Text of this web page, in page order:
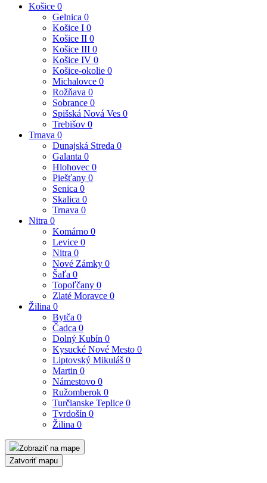
Košice 0
Gelnica 0
Košice I 0
Košice II 0
Košice III 0
Košice IV 0
Košice-okolie 0
Michalovce 0
Rožňava 0
Sobrance 0
Spišská Nová Ves 0
Trebišov 0
Trnava 0
Dunajská Streda 0
Galanta 0
Hlohovec 0
Piešťany 0
Senica 0
Skalica 0
Trnava 0
Nitra 0
Komárno 0
Levice 0
Nitra 0
Nové Zámky 0
Šaľa 0
Topoľčany 0
Zlaté Moravce 0
Žilina 0
Bytča 0
Čadca 0
Dolný Kubín 0
Kysucké Nové Mesto 0
Liptovský Mikuláš 0
Martin 0
Námestovo 0
Ružomberok 0
Turčianske Teplice 0
Tvrdošín 0
Žilina 0
Zobraziť na mape
Zatvoriť mapu